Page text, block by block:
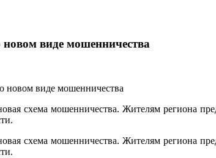
виде мошенничества
схема мошенничества. Жителям региона
схема мошенничества. Жителям региона